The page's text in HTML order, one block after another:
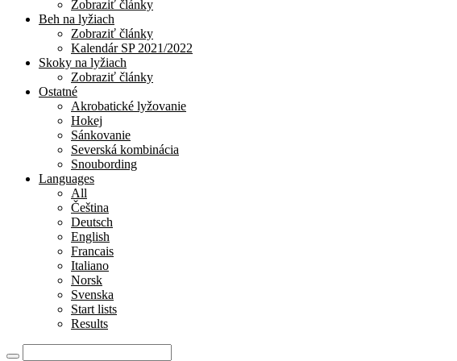
Zobraziť články
Beh na lyžiach
Zobraziť články
Kalendár SP 2021/2022
Skoky na lyžiach
Zobraziť články
Ostatné
Akrobatické lyžovanie
Hokej
Sánkovanie
Severská kombinácia
Snoubording
Languages
All
Čeština
Deutsch
English
Francais
Italiano
Norsk
Svenska
Start lists
Results